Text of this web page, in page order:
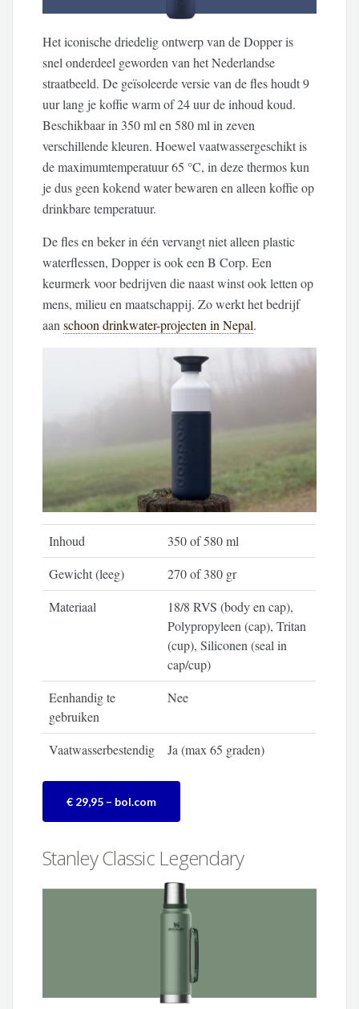
Het iconische driedelig ontwerp van de Dopper is
snel onderdeel geworden van het Nederlandse
straatbeeld. De geïsoleerde versie van de fles houdt 9
uur lang je koffie warm of 24 uur de inhoud koud.
Beschikbaar in 350 ml en 580 ml in zeven
verschillende kleuren. Hoewel vaatwassergeschikt is
de maximumtemperatuur 65 °C, in deze thermos kun
je dus geen kokend water bewaren en alleen koffie op
drinkbare temperatuur.
De fles en beker in één vervangt niet alleen plastic
waterflessen, Dopper is ook een B Corp. Een
keurmerk voor bedrijven die naast winst ook letten op
mens, milieu en maatschappij. Zo werkt het bedrijf
aanschoon drinkwater-projecten in Nepal.
Inhoud
350 of 580 ml
Gewicht (leeg)
270 of 380 gr
Materiaal
18/8 RVS (body en cap),
Polypropyleen (cap), Tritan
(cup), Siliconen (seal in
cap/cup)
Eenhandig te
gebruiken
Nee
Vaatwasserbestendig Ja (max 65 graden)
€ 29,95 – bol.com
Stanley Classic Legendary